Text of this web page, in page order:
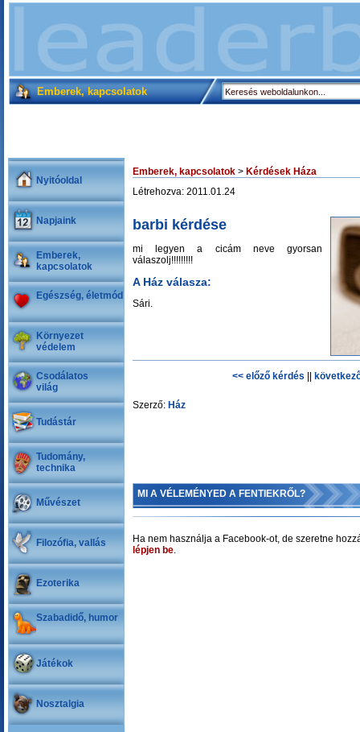
Emberek, kapcsolatok
Nyitóoldal
Napjaink
Emberek,
kapcsolatok
Egészség, életmód
Környezet
védelem
Csodálatos
világ
Tudástár
Tudomány,
technika
Művészet
Filozófia, vallás
Ezoterika
Szabadidő, humor
Játékok
Nosztalgia
Emberek, kapcsolatok > Kérdések Háza
Létrehozva: 2011.01.24
barbi kérdése
mi legyen a cicám neve gyorsan
válaszolj!!!!!!!!!
A Ház válasza:
Sári.
<< előző kérdés
Szerző: Ház
MI A VÉLEMÉNYED A FENTIEKRŐL?
Ha nem használja a Facebook-ot, de szeretne
lépjen be.